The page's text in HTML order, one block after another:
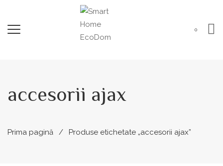
0
accesorii ajax
Prima pagină Produse etichetate „accesorii ajax”